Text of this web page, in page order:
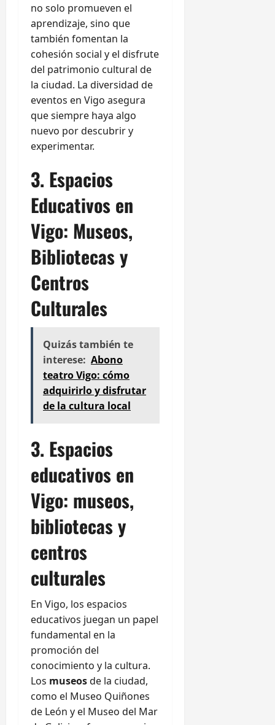
no solo promueven el
aprendizaje, sino que
también fomentan la
cohesión social y el disfrute
del patrimonio cultural de
la ciudad. La diversidad de
eventos en Vigo asegura
que siempre haya algo
nuevo por descubrir y
experimentar.
3. Espacios
Educativos en
Vigo: Museos,
Bibliotecas y
Centros
Culturales
Quizás también te
interese: Abono
teatro Vigo: cómo
adquirirlo y disfrutar
de la cultura local
3. Espacios
educativos en
Vigo: museos,
bibliotecas y
centros
culturales
En Vigo, los espacios
educativos juegan un papel
fundamental en la
promoción del
conocimiento y la cultura.
Los museosde la ciudad,
como el Museo Quiñones
de León y el Museo del Mar